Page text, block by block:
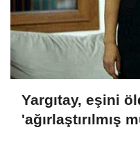
Yargıtay, eşini
'ağırlaştırılmış